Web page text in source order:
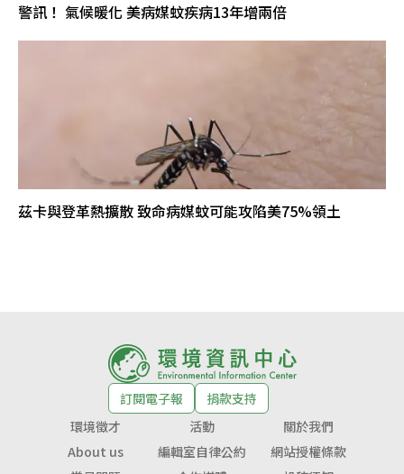
警訊！ 氣候暖化 美病媒蚊疾病13年增兩倍
茲卡與登革熱擴散 致命病媒蚊可能攻陷美75%領土
訂閱電子報
捐款支持
環境徵才
活動
關於我們
About us
編輯室自律公約
網站授權條款